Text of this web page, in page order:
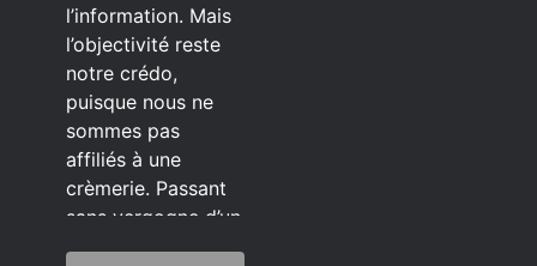
l’information. Mais
l’objectivité reste
notre crédo,
puisque nous ne
sommes pas
affiliés à une
crèmerie. Passant
sans vergogne d’un